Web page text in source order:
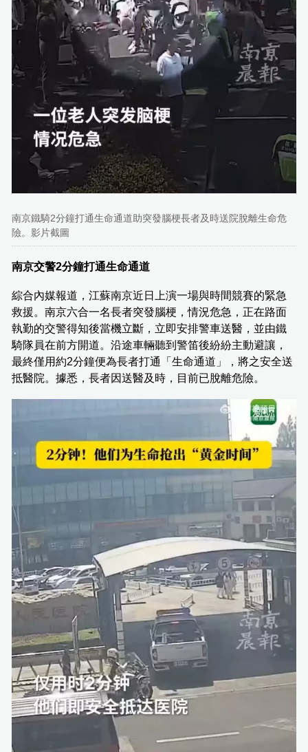
南京鐵騎2分鐘打通生命通道助突發腦梗長者及時送院脫離生命危
險。影片截圖
南京交警2分鐘打通生命通道
綜合內媒報道，江蘇南京近日上演一場與時間競賽的緊急
救援。南京六合一名長者突發腦梗，情況危急，正在路面
執勤的交警得知後當機立斷，立即安排警車送醫，並由鐵
騎隊員在前方開道。沿途車輛聽到警笛後紛紛主動避讓，
最終僅用約2分鐘便為長者打通「生命通道」，將之安全送
抵醫院。據悉，長者因送醫及時，目前已脫離危險。